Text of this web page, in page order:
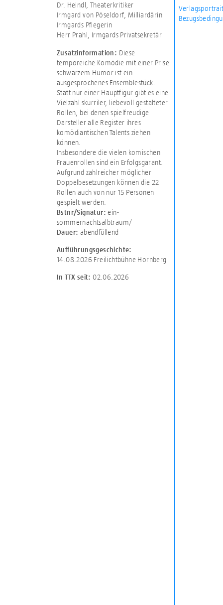
Dr. Heindl, Theaterkritiker
Irmgard von Pöseldorf, Milliardärin
Irmgards Pflegerin
Herr Prahl, Irmgards Privatsekretär
Zusatzinformation: Diese
temporeiche Komödie mit einer Prise
schwarzem Humor ist ein
ausgesprochenes Ensemblestück.
Statt nur einer Hauptfigur gibt es eine
Vielzahl skurriler, liebevoll gestalteter
Rollen, bei denen spielfreudige
Darsteller alle Register ihres
komödiantischen Talents ziehen
können.
Insbesondere die vielen komischen
Frauenrollen sind ein Erfolgsgarant.
Aufgrund zahlreicher möglicher
Doppelbesetzungen können die 22
Rollen auch von nur 15 Personen
gespielt werden.
Bstnr/Signatur: ein-
sommernachtsalbtraum/
Dauer: abendfüllend
Aufführungsgeschichte:
14.08.2026 Freilichtbühne Hornberg
In TTX seit: 02.06.2026